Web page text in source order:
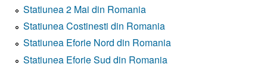
Statiunea 2 Mai din Romania
Statiunea Costinesti din Romania
Statiunea Eforie Nord din Romania
Statiunea Eforie Sud din Romania